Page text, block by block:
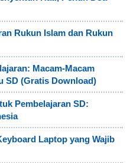
Rukun Islam dan Rukun
Macam-Macam
SD (Gratis Download)
Pembelajaran SD:
Laptop yang Wajib